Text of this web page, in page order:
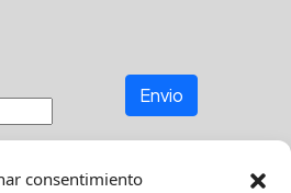
consentimiento
Envio